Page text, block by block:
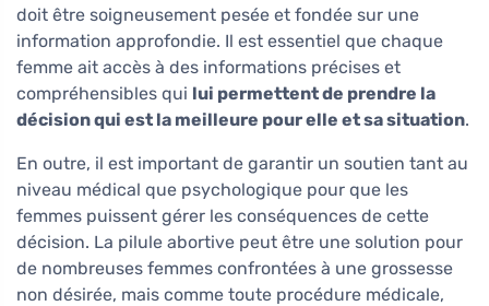
doit être soigneusement pesée et fondée sur une
information approfondie. Il est essentiel que chaque
femme ait accès à des informations précises et
compréhensibles qui lui permettent de prendre la
décision qui est la meilleure pour elle et sa situation.
En outre, il est important de garantir un soutien tant au
niveau médical que psychologique pour que les
femmes puissent gérer les conséquences de cette
décision. La pilule abortive peut être une solution pour
de nombreuses femmes confrontées à une grossesse
non désirée, mais comme toute procédure médicale,